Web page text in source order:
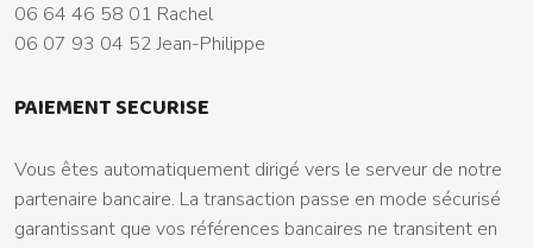
06 64 46 58 01 Rachel
06 07 93 04 52 Jean-Philippe
PAIEMENT SECURISE
Vous êtes automatiquement dirigé vers le serveur de notre
partenaire bancaire. La transaction passe en mode sécurisé
garantissant que vos références bancaires ne transitent en